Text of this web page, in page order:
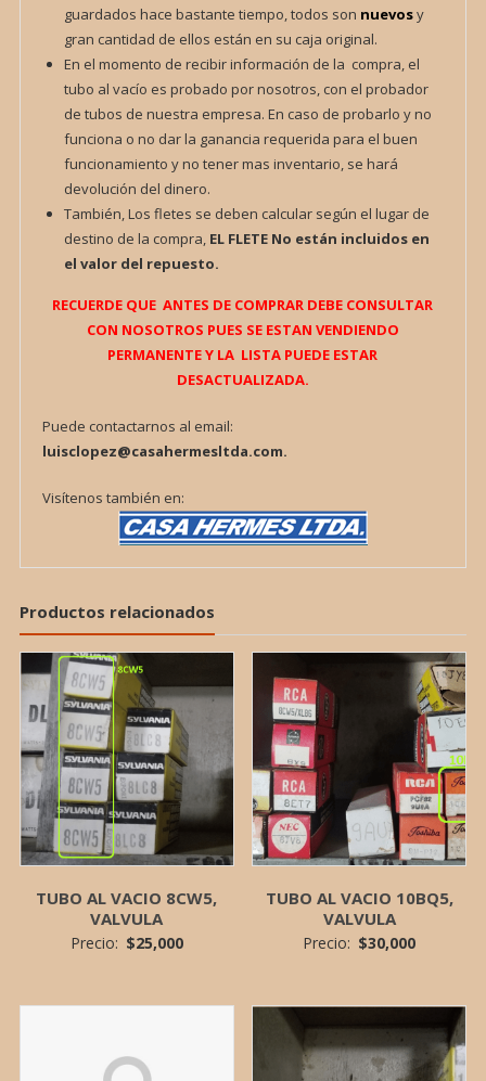
guardados hace bastante tiempo, todos son nuevosy
gran cantidad de ellos están en su caja original.
En el momento de recibir información de la compra, el
tubo al vacío es probado por nosotros, con el probador
de tubos de nuestra empresa. En caso de probarlo y no
funciona o no dar la ganancia requerida para el buen
funcionamiento y no tener mas inventario, se hará
devolución del dinero.
También, Los fletes se deben calcular según el lugar de
destino de la compra, EL FLETE No están incluidos en
el valor del repuesto.
RECUERDE QUE ANTES DE COMPRAR DEBE CONSULTAR
CON NOSOTROS PUES SE ESTAN VENDIENDO
PERMANENTE Y LA LISTA PUEDE ESTAR
DESACTUALIZADA.
Puede contactarnos al email:
luisclopez@casahermesltda.com.
Visítenos también en:
Productos relacionados
TUBO AL VACIO 8CW5,
VALVULA
Precio: $25,000
TUBO AL VACIO 10BQ5,
VALVULA
Precio: $30,000